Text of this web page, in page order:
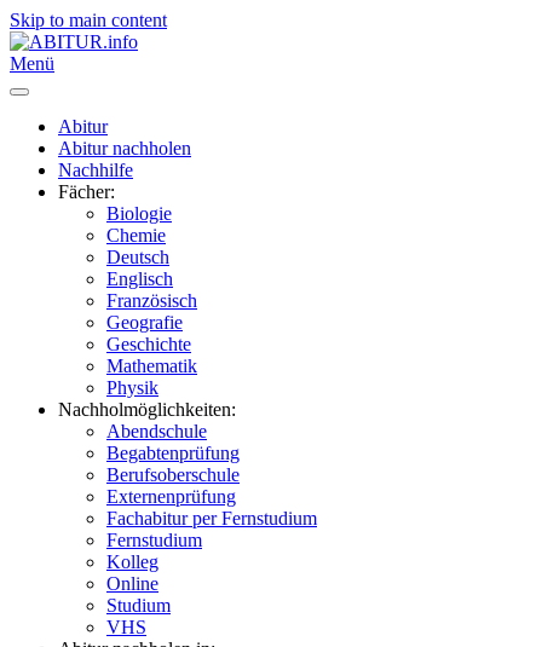
Skip to main content
Menü
Abitur
Abitur nachholen
Nachhilfe
Fächer:
Biologie
Chemie
Deutsch
Englisch
Französisch
Geografie
Geschichte
Mathematik
Physik
Nachholmöglichkeiten:
Abendschule
Begabtenprüfung
Berufsoberschule
Externenprüfung
Fachabitur per Fernstudium
Fernstudium
Kolleg
Online
Studium
VHS